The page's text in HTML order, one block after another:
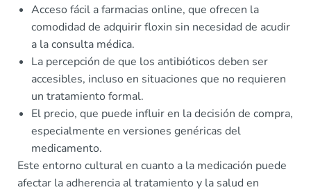
Acceso fácil a farmacias online, que ofrecen la
comodidad de adquirir floxin sin necesidad de acudir
a la consulta médica.
La percepción de que los antibióticos deben ser
accesibles, incluso en situaciones que no requieren
un tratamiento formal.
El precio, que puede influir en la decisión de compra,
especialmente en versiones genéricas del
medicamento.
Este entorno cultural en cuanto a la medicación puede
afectar la adherencia al tratamiento y la salud en